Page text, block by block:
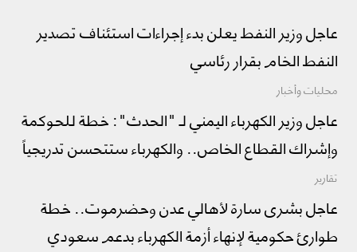
عاجل وزير النفط يعلن بدء إجراءات استئناف تصدير
النفط الخام بقرار رئاسي
محليات وأخبار
عاجل وزير الكهرباء اليمني لـ "الحدث": خطة للحوكمة
وإشراك القطاع الخاص.. والكهرباء ستتحسن تدريجياً
تقارير
عاجل بشرى سارة لأهالي عدن وحضرموت.. خطة
طوارئ حكومية لإنهاء أزمة الكهرباء بدعم سعودي